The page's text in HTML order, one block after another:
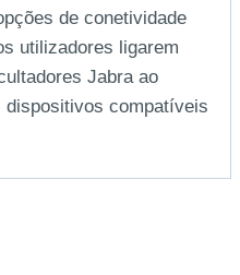
de conetividade
utilizadores ligarem
Jabra ao
dispositivos compatíveis